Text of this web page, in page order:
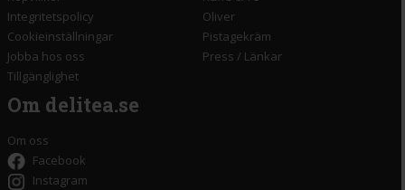
Integritetspolicy
Cookieinställningar
Jobba hos oss
Tillgänglighet
Oliver
Pistagekräm
Press / Länkar
Om delitea.se
Om oss
Facebook
Instagram